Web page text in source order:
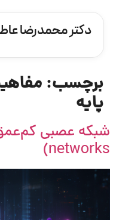
دکتر محمدرضا
برچسب:
پایه
networks)